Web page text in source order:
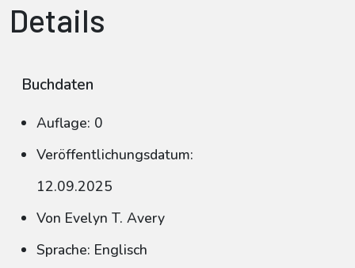
Details
Buchdaten
Auflage: 0
Veröffentlichungsdatum:
12.09.2025
Von Evelyn T. Avery
Sprache: Englisch